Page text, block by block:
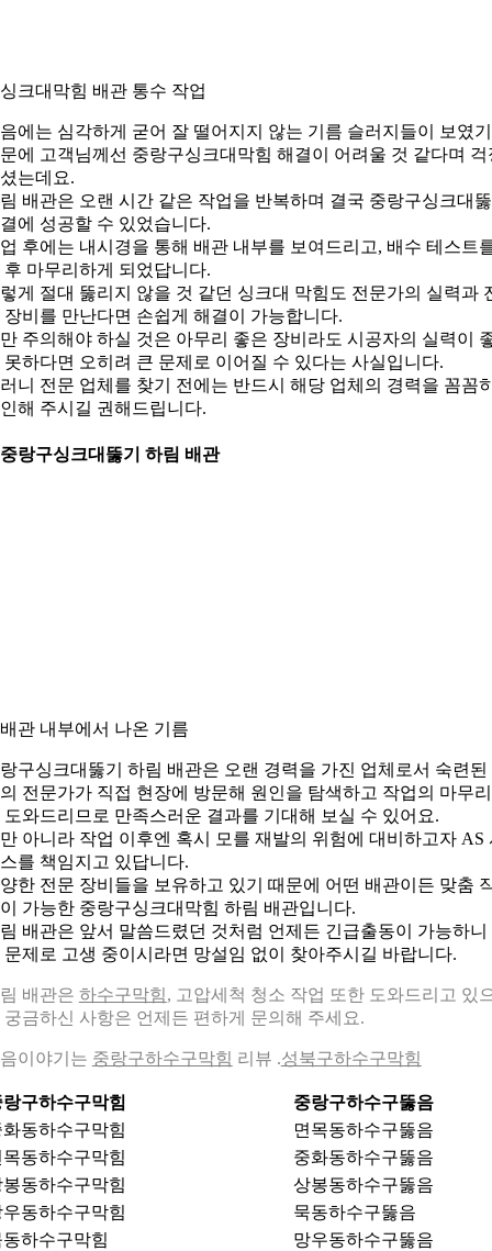
크대막힘 배관 통수 작업
에는 심각하게 굳어 잘 떨어지지 않는 기름 슬러지들이 보였기
에 고객님께선 중랑구싱크대막힘 해결이 어려울 것 같다며 걱
는데요.
배관은 오랜 시간 같은 작업을 반복하며 결국 중랑구싱크대
에 성공할 수 있었습니다.
후에는 내시경을 통해 배관 내부를 보여드리고, 배수 테스트
후 마무리하게 되었답니다.
게 절대 뚫리지 않을 것 같던 싱크대 막힘도 전문가의 실력과
장비를 만난다면 손쉽게 해결이 가능합니다.
주의해야 하실 것은 아무리 좋은 장비라도 시공자의 실력이
못하다면 오히려 큰 문제로 이어질 수 있다는 사실입니다.
니 전문 업체를 찾기 전에는 반드시 해당 업체의 경력을 꼼꼼
해 주시길 권해드립니다.
랑구싱크대뚫기 하림 배관
관 내부에서 나온 기름
구싱크대뚫기 하림 배관은 오랜 경력을 가진 업체로서 숙련된
전문가가 직접 현장에 방문해 원인을 탐색하고 작업의 마무
도와드리므로 만족스러운 결과를 기대해 보실 수 있어요.
아니라 작업 이후엔 혹시 모를 재발의 위험에 대비하고자 AS
를 책임지고 있답니다.
한 전문 장비들을 보유하고 있기 때문에 어떤 배관이든 맞춤
가능한 중랑구싱크대막힘 하림 배관입니다.
배관은 앞서 말씀드렸던 것처럼 언제든 긴급출동이 가능하니
문제로 고생 중이시라면 망설임 없이 찾아주시길 바랍니다.
배관은 하수구막힘, 고압세척 청소 작업 또한 도와드리고 있
궁금하신 사항은 언제든 편하게 문의해 주세요.
이야기는 중랑구하수구막힘 리뷰 .성북구하수구막힘
구하수구막힘
중랑구하수구뚫음
동하수구막힘
면목동하수구뚫음
동하수구막힘
중화동하수구뚫음
동하수구막힘
상봉동하수구뚫음
동하수구막힘
묵동하수구뚫음
하수구막힘
망우동하수구뚫음